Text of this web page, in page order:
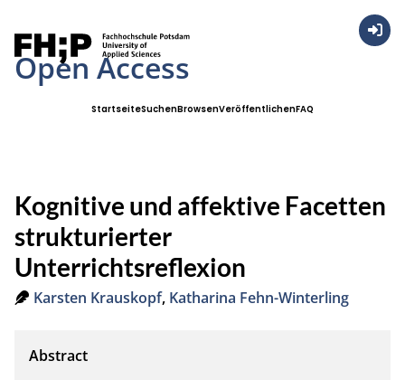
Open Access
StartseiteSuchenBrowsenVeröffentlichenFAQ
Kognitive und affektive Facetten
strukturierter
Unterrichtsreflexion
Karsten Krauskopf, Katharina Fehn-Winterling